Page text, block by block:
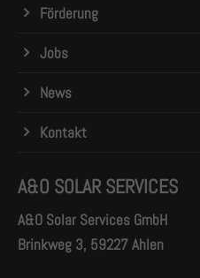
Förderung
Jobs
News
Kontakt
A&O SOLAR SERVICES
A&O Solar Services GmbH
Brinkweg 3, 59227 Ahlen